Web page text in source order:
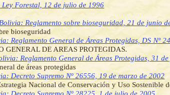
Forestal, 12 de julio de 1996
Bolivia: Reglamento sobre bioseguridad, 21 de junio
bioseguridad
Reglamento General de Áreas Protegidas, DS Nº
GENERAL DE AREAS PROTEGIDAS.
Reglamento General de Áreas Protegidas, 31
de áreas protegidas
Decreto Supremo Nº 26556, 19 de marzo de 2002
Nacional de Conservación y Uso Sostenible